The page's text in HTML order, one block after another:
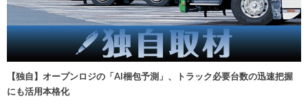
【独自】オープンロジの「AI梱包予測」、トラック必要台数の迅速把握
にも活用本格化